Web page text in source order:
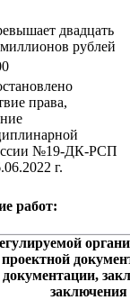
двадцать
рублей
права,
№19-ДК-РСП
г.
работ:
заключения